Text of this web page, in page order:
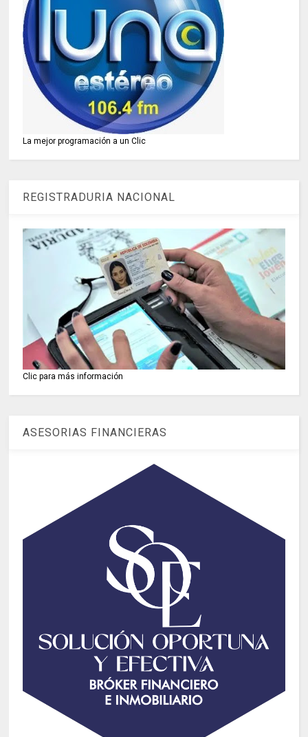
La mejor programación a un Clic
REGISTRADURIA NACIONAL
Clic para más información
ASESORIAS FINANCIERAS